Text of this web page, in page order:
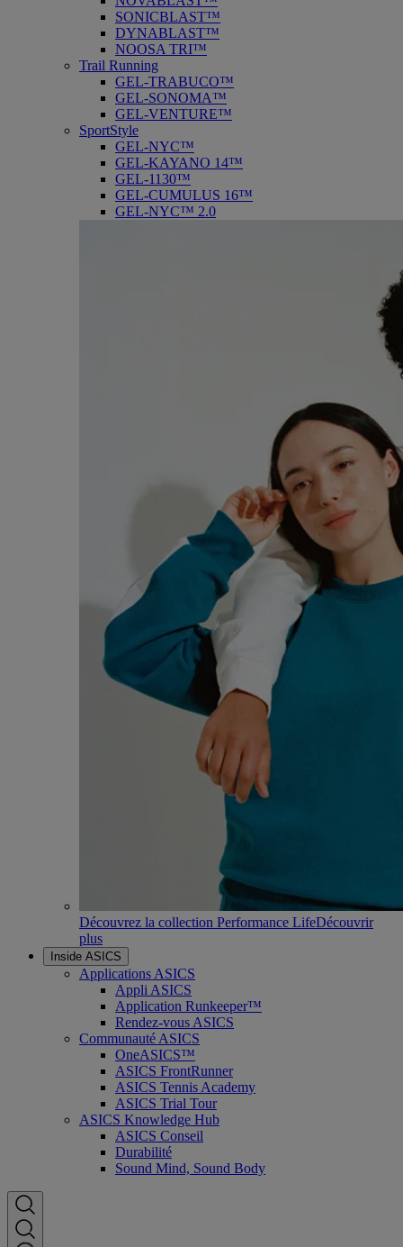
SONICBLAST™
DYNABLAST™
NOOSA TRI™
Trail Running
GEL-TRABUCO™
GEL-SONOMA™
GEL-VENTURE™
SportStyle
GEL-NYC™
GEL-KAYANO 14™
GEL-1130™
GEL-CUMULUS 16™
GEL-NYC™ 2.0
Découvrez la collection Performance LifeDécouvrir
plus
Inside ASICS
Applications ASICS
Appli ASICS
Application Runkeeper™
Rendez-vous ASICS
Communauté ASICS
OneASICS™
ASICS FrontRunner
ASICS Tennis Academy
ASICS Trial Tour
ASICS Knowledge Hub
ASICS Conseil
Durabilité
Sound Mind, Sound Body